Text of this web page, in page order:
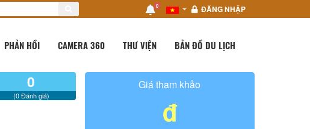
0 ĐĂNG NHẬP
PHẢN HỒI CAMERA 360 THƯ VIỆN BẢN ĐỒ DU LỊCH
0
(0 Đánh giá)
Giá tham khảo
đ